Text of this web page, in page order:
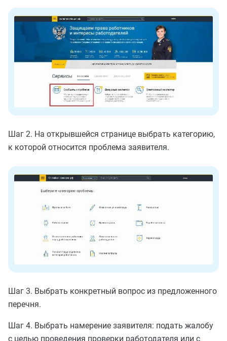
Шаг 2. На открывшейся странице выбрать категорию,
к которой относится проблема заявителя.
Шаг 3. Выбрать конкретный вопрос из предложенного
перечня.
Шаг 4. Выбрать намерение заявителя: подать жалобу
с целью проведения проверки работодателя или с